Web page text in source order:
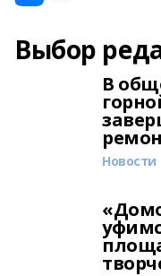
Выбор
В
Новости